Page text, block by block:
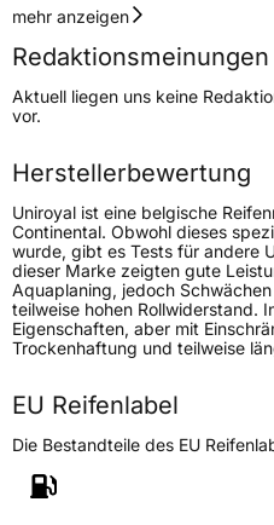
Geschwindigkeitsindex
Höchstgeschwindigkeit
210 km/h
Lastindex87
Höchstlast545 kg
Gewicht (in kg)7,500 kg
Generelle Merkmale
FahrzeugtypPKW
VerwendungGanzjahresreifen
FahrzeugartPKW & SUV
Weitere Eigenschaften
mehr anzeigen
Redaktionsmeinungen
Aktuell liegen uns keine
vor.
Herstellerbewertung
Uniroyal ist eine belgische
Continental. Obwohl dieses
wurde, gibt es Tests für andere
dieser Marke zeigten gute
Aquaplaning, jedoch
teilweise hohen Rollwiderstand.
Eigenschaften, aber mit
Trockenhaftung und teilweise
EU Reifenlabel
Die Bestandteile des EU